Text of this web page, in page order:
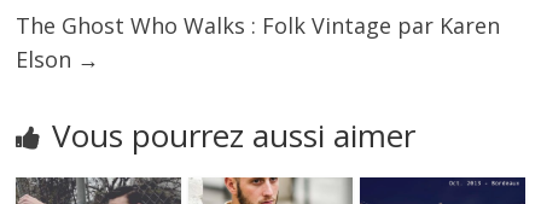
The Ghost Who Walks : Folk Vintage par Karen
Elson →
Vous pourrez aussi aimer